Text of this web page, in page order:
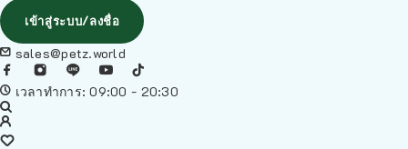
เข้าสู่ระบบ/ลงชื่อ
sales@petz.world
เวลาทำการ: 09:00 - 20:30